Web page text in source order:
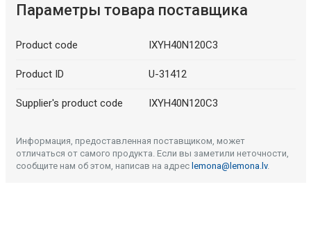
Параметры товара поставщика
Product code IXYH40N120C3
Product ID U-31412
Supplier's product code IXYH40N120C3
Информация, предоставленная поставщиком, может
отличаться от самого продукта. Если вы заметили неточности,
сообщите нам об этом, написав на адрес lemona@lemona.lv.